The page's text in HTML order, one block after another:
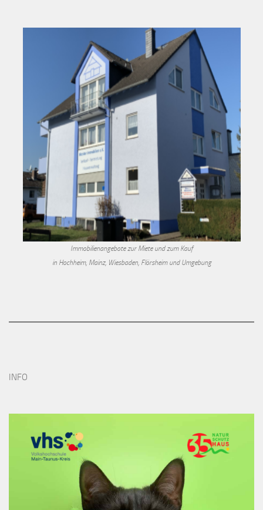
Immobilienangebote zur Miete und zum Kauf
in Hochheim, Mainz, Wiesbaden, Flörsheim und Umgebung
INFO